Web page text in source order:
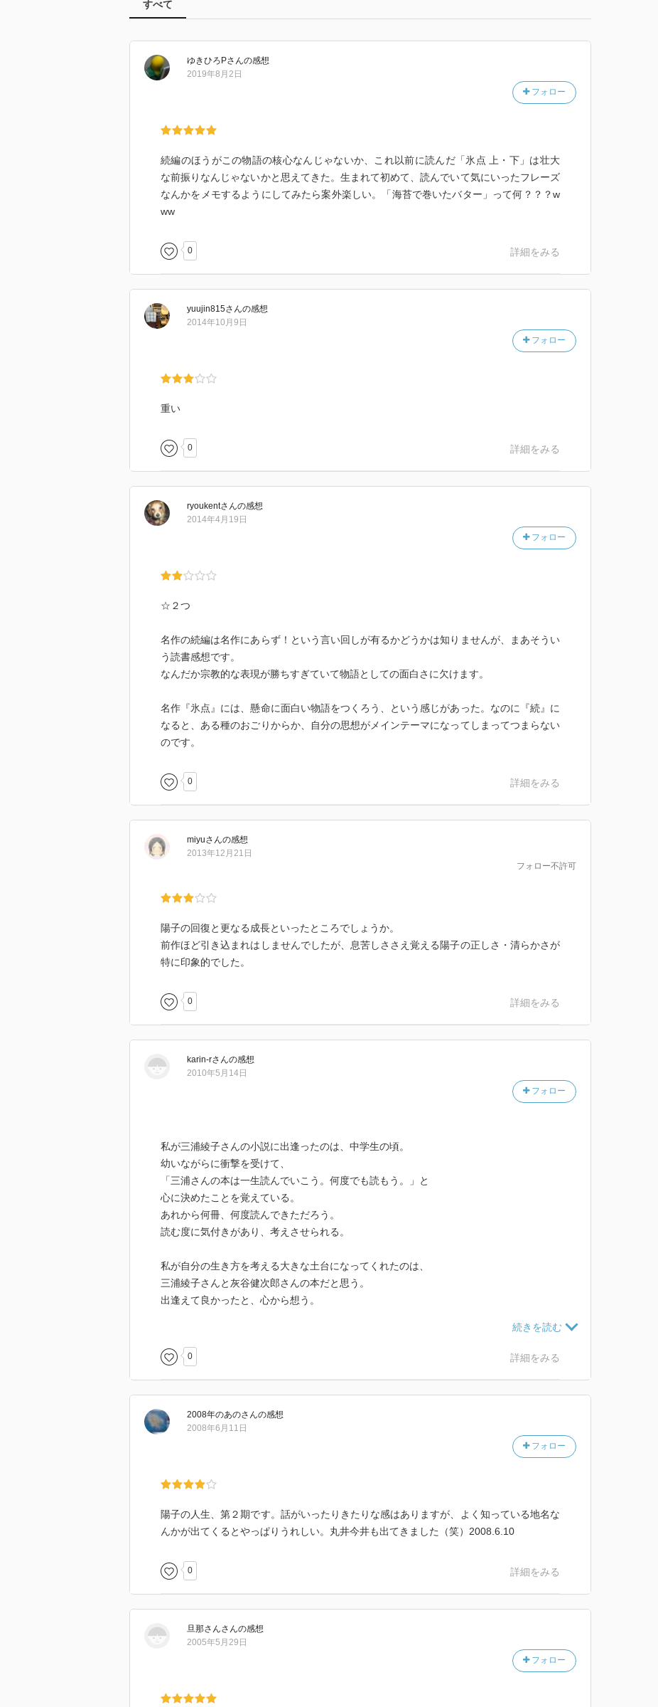
すべて
ゆきひろPさんの感想
フォロー
2019年8月2日
続編のほうがこの物語の核心なんじゃないか、これ以前に読んだ「氷点 上・下」は壮大
な前振りなんじゃないかと思えてきた。生まれて初めて、読んでいて気にいったフレーズ
なんかをメモするようにしてみたら案外楽しい。「海苔で巻いたバター」って何？？？w
ww
0 詳細をみる
yuujin815さんの感想
フォロー
2014年10月9日
重い
0 詳細をみる
ryoukentさんの感想
フォロー
2014年4月19日
☆２つ
名作の続編は名作にあらず！という言い回しが有るかどうかは知りませんが、まあそうい
う読書感想です。
なんだか宗教的な表現が勝ちすぎていて物語としての面白さに欠けます。
名作『氷点』には、懸命に面白い物語をつくろう、という感じがあった。なのに『続』に
なると、ある種のおごりからか、自分の思想がメインテーマになってしまってつまらない
のです。
0 詳細をみる
miyuさんの感想
フォロー不許可
2013年12月21日
陽子の回復と更なる成長といったところでしょうか。
前作ほど引き込まれはしませんでしたが、息苦しささえ覚える陽子の正しさ・清らかさが
特に印象的でした。
0 詳細をみる
karin-rさんの感想
フォロー
2010年5月14日
私が三浦綾子さんの小説に出逢ったのは、中学生の頃。
幼いながらに衝撃を受けて、
「三浦さんの本は一生読んでいこう。何度でも読もう。」と
心に決めたことを覚えている。
あれから何冊、何度読んできただろう。
読む度に気付きがあり、考えさせられる。
私が自分の生き方を考える大きな土台になってくれたのは、
三浦綾子さんと灰谷健次郎さんの本だと思う。
出逢えて良かったと、心から想う。
三浦綾子さんの本と出逢って、
自分の生き方・生きる意味を考えた。
今回は実は「氷点」を読み返そうと思ったのだけれど
陽子のまっすぐな考え方をみていると、
はからずも、今の私と陽子とは同い年である。
しかし、その下げた頭を何もせずにまた上げようとする自分に気づく。
自分は、何をするのか。何ができるのか。
本当の「正しさ」とは何か。
0 詳細をみる
2008年のあのさんの感想
フォロー
2008年6月11日
陽子の人生、第２期です。話がいったりきたりな感はありますが、よく知っている地名な
んかが出てくるとやっぱりうれしい。丸井今井も出てきました（笑）2008.6.10
0 詳細をみる
旦那さんさんの感想
フォロー
2005年5月29日